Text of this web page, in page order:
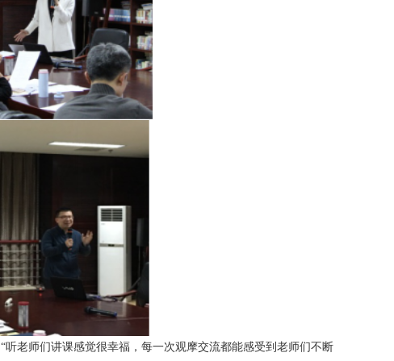
“听老师们讲课感觉很幸福， 每一次观摩交流都能感受到老师们不断